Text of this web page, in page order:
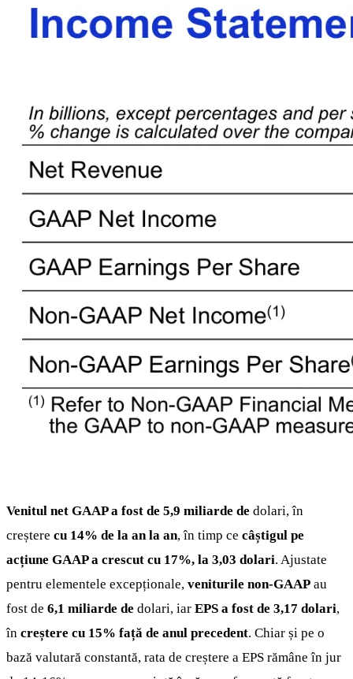
Venitul net GAAP a fost de 5,9 miliarde de dolari, în
creștere cu 14% de la an la an, în timp ce câștigul pe
acțiune GAAP a crescut cu 17%, la 3,03 dolari. Ajustate
pentru elementele excepționale, veniturile non-GAAP au
fost de 6,1 miliarde de dolari, iar EPS a fost de 3,17 dolari,
în creștere cu 15% față de anul precedent. Chiar și pe o
bază valutară constantă, rata de creștere a EPS rămâne în jur